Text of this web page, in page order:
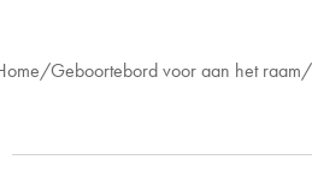
Geboortebord voor aan het raam